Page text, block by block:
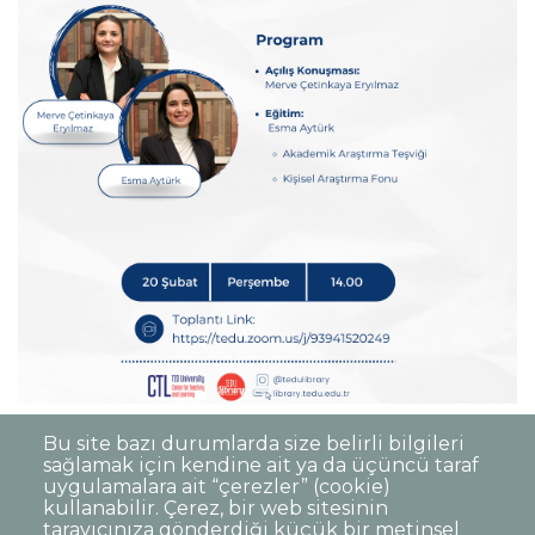
Tarih: Date20 Şubat, 2025 - 12:12
Bu site bazı durumlarda size belirli bilgileri
sağlamak için kendine ait ya da üçüncü taraf
uygulamalara ait “çerezler” (cookie)
kullanabilir. Çerez, bir web sitesinin
tarayıcınıza gönderdiği küçük bir metinsel